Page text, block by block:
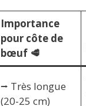
Importance
pour côte de
bœuf 🥩
⭢ Très longue
(20-25 cm)